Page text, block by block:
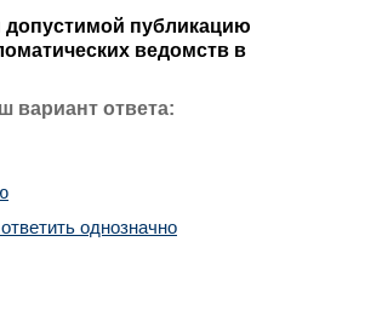
допустимой публикацию
ведомств в
вариант ответа:
однозначно